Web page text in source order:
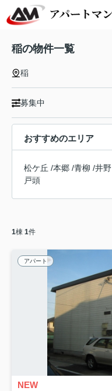
稲の物件一覧
稲
募集中
おすすめのエリア
松ケ丘 /本郷 /青柳 /井野
戸頭
1棟 1件
アパート
NEW